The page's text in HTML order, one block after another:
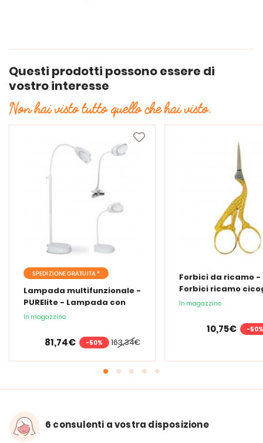
Questi prodotti possono essere di
vostro interesse
Non hai visto tutto quello che hai visto.
SPEDIZIONE GRATUITA *
Lampada multifunzionale -
PURElite - Lampada con
lente d'ingrandimento
In magazzino
163,34€
81,74€ -50%
Forbici da ricamo -
Forbici ricamo
In magazzino
10,75€ -50%
6 consulenti a vostra disposizione